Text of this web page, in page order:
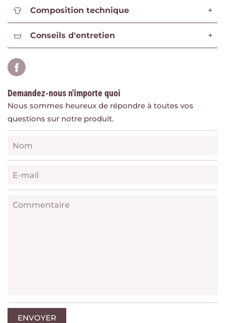
Composition technique +
Conseils d'entretien +
Demandez-nous n'importe quoi
Nous sommes heureux de répondre à toutes vos
questions sur notre produit.
Nom
E-mail
Commentaire
ENVOYER